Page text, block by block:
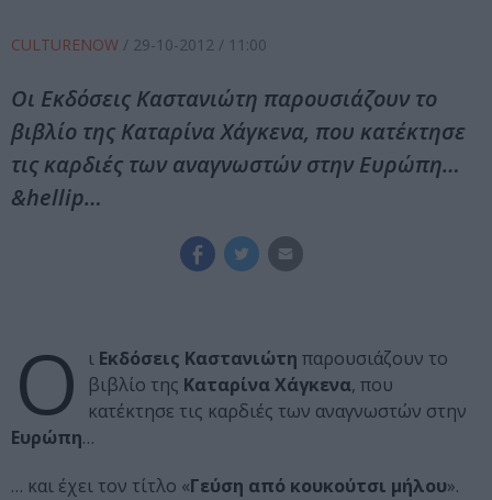
CULTURENOW / 29-10-2012 / 11:00
Οι Εκδόσεις Καστανιώτη παρουσιάζουν το
βιβλίο της Καταρίνα Χάγκενα, που κατέκτησε
τις καρδιές των αναγνωστών στην Ευρώπη…
&hellip…
Ο ι Εκδόσεις Καστανιώτη παρουσιάζουν το
βιβλίο της Καταρίνα Χάγκενα, που
κατέκτησε τις καρδιές των αναγνωστών στην
Ευρώπη…
… και έχει τον τίτλο «Γεύση από κουκούτσι μήλου».